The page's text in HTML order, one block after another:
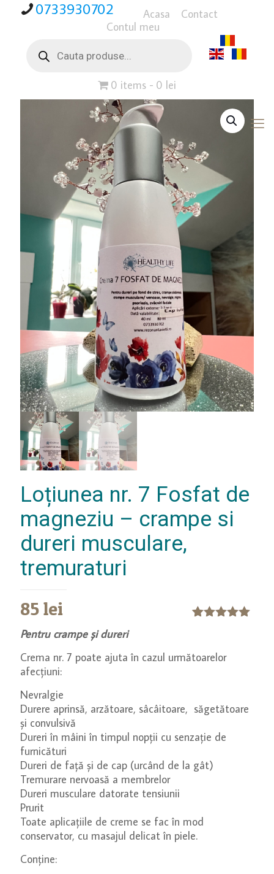
0733930702 Acasa
Contact
Contul meu
search
0 items 0 lei
Loțiunea nr. 7 Fosfat de
magneziu – crampe si
dureri musculare,
tremuraturi
evaluări de
85lei
Pentru crampe și dureri
Crema nr. 7 poate ajuta în cazul următoarelor
afecțiuni:
Nevralgie
Durere aprinsă, arzătoare, sâcâitoare, săgetătoare
și convulsivă
Dureri în mâini în timpul nopții cu senzație de
furnicături
Dureri de față și de cap (urcând de la gât)
Tremurare nervoasă a membrelor
Dureri musculare datorate tensiunii
Prurit
Toate aplicațiile de creme se fac în mod
conservator, cu masajul delicat în piele.
Conține: